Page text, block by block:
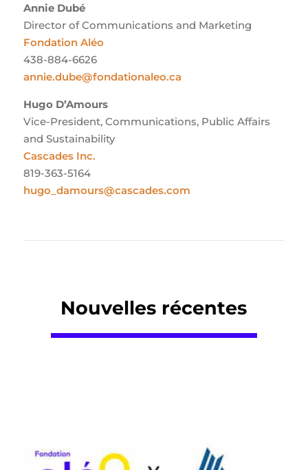
Annie Dubé
Director of Communications and Marketing
Fondation Aléo
438-884-6626
annie.dube@fondationaleo.ca
Hugo D’Amours
Vice-President, Communications, Public Affairs
and Sustainability
Cascades Inc.
819-363-5164
hugo_damours@cascades.com
Nouvelles récentes